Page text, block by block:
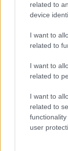
related to
device
I want to
related to
I want to
related to
I want to
related to
user
Τα σχολιά σας
ΕΘΝΟΣ θα